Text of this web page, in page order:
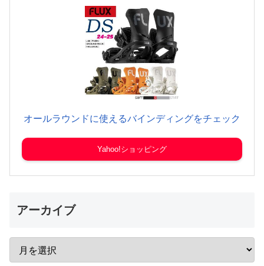
オールラウンドに使えるバインディングをチェック
Yahoo!ショッピング
アーカイブ